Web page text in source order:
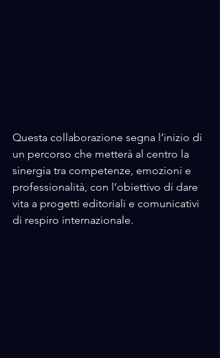
Questa collaborazione segna l’inizio di
un percorso che metterà al centro la
sinergia tra competenze, emozioni e
professionalità, con l’obiettivo di dare
vita a progetti editoriali e comunicativi
di respiro internazionale.